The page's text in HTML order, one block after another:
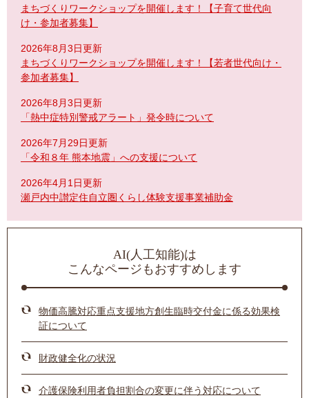
まちづくりワークショップを開催します！【子育て世代向
け・参加者募集】
2026年8月3日更新
まちづくりワークショップを開催します！【若者世代向け・
参加者募集】
2026年8月3日更新
「熱中症特別警戒アラート」発令時について
2026年7月29日更新
「令和８年 熊本地震」への支援について
2026年4月1日更新
瀬戸内中讃定住自立圏くらし体験支援事業補助金
AI(人工知能)は
こんなページもおすすめします
物価高騰対応重点支援地方創生臨時交付金に係る効果検
証について
財政健全化の状況
介護保険利用者負担割合の変更に伴う対応について